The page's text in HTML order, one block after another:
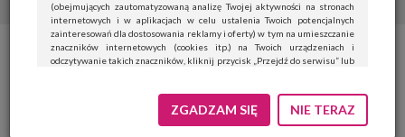
(obejmujących zautomatyzowaną analizę Twojej aktywności na stronach
internetowych i w aplikacjach w celu ustalenia Twoich potencjalnych
zainteresowań dla dostosowania reklamy i oferty) w tym na umieszczanie
znaczników internetowych (cookies itp.) na Twoich urządzeniach i
odczytywanie takich znaczników, kliknij przycisk „Przejdź do serwisu” lub
Jeśli nie chcesz wyrazić zgody, kliknij „Nie teraz”.
Wyrażenie zgody jest dobrowolne. Możesz edytować zakres zgody, w tym
ZGADZAM SIĘ NIE TERAZ
Pielęgnacja roślin doniczkowych